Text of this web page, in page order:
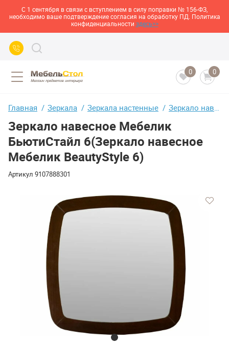
С 1 сентября в связи с вступлением в силу поправки № 156-ФЗ,
необходимо ваше подтверждение согласия на обработку ПД. Политика
конфиденциальности здесь>>
0 0
Главная Зеркала Зеркала настенные Зеркало навесное Мебелик БьютиСтайл 6(Зеркало навесное Мебелик BeautyStyle 6)
Зеркало навесное Мебелик
БьютиСтайл 6(Зеркало навесное
Мебелик BeautyStyle 6)
Артикул 9107888301